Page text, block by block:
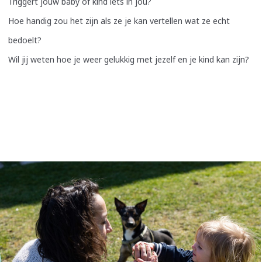
Hoe handig zou het zijn als ze je kan vertellen wat ze echt
bedoelt?
Wil jij weten hoe je weer gelukkig met jezelf en je kind kan zijn?